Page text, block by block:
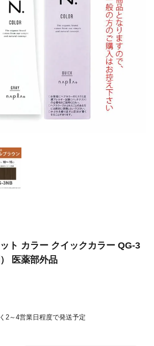
ト カラー クイックカラー QG-3
医薬部外品
2～4営業日程度で発送予定